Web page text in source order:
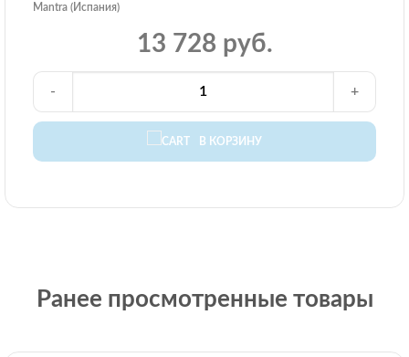
Mantra (Испания)
13 728 руб.
В КОРЗИНУ
- +
Ранее просмотренные товары